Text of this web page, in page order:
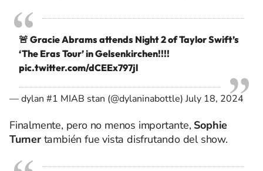
🚨 Gracie Abrams attends Night 2 of Taylor Swift’s
‘The Eras Tour’ in Gelsenkirchen!!!!
pic.twitter.com/dCEEx797jl
— dylan #1 MIAB stan (@dylaninabottle)July 18, 2024
Finalmente, pero no menos importante, Sophie
Turner también fue vista disfrutando del show.